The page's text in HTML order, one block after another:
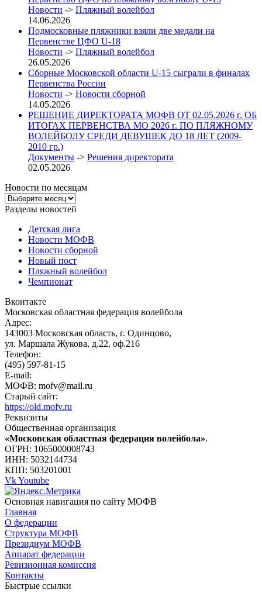
Новости -> Пляжный волейбол
14.06.2026
Подмосковные пляжники взяли две медали на
Первенстве ЦФО U-18
Новости -> Пляжный волейбол
26.05.2026
Сборные Московской области U-15 сыграли в финалах
Первенства России
Новости -> Новости сборной
14.05.2026
РЕШЕНИЕ ДИРЕКТОРАТА МОФВ ОТ 02.05.2026 г. ОБ
ИТОГАХ ПЕРВЕНСТВА МО 2026 г. ПО ПЛЯЖНОМУ
ВОЛЕЙБОЛУ СРЕДИ ДЕВУШЕК ДО 18 ЛЕТ (2009-
2010 гр.)
Документы -> Решения директората
02.05.2026
Новости по месяцам
Новости
по
Разделы новостей
Детская лига
Новости МОФВ
Новости сборной
Новый пост
Пляжный волейбол
Чемпионат
Вконтакте
Московская областная федерация волейбола
Адрес:
143003 Московская область, г. Одинцово,
ул. Маршала Жукова, д.22, оф.216
Телефон:
(495) 597-81-15
E-mail:
МОФВ: mofv@mail.ru
Старый сайт:
https://old.mofv.ru
Реквизиты
Общественная организация
«Московская областная федерация волейбола».
ОГРН: 1065000008743
ИНН: 5032144734
КПП: 503201001
VkYoutube
Основная навигация по сайту МОФВ
Главная
О федерации
Структура МОФВ
Президиум МОФВ
Аппарат федерации
Ревизионная комиссия
Контакты
Быстрые ссылки